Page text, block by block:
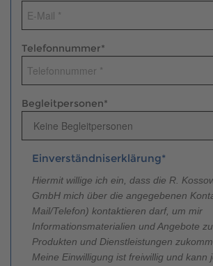
MUSTERHAUS FINDEN
Telefonnummer*
Begleitpersonen*
Einverständniserklärung*
Hiermit willige ich ein, dass die R.
GmbH mich über die angegebenen
Mail/Telefon) kontaktieren darf, um mir
Informationsmaterialien und Angebote
Produkten und Dienstleistungen
Meine Einwilligung ist freiwillig und kann